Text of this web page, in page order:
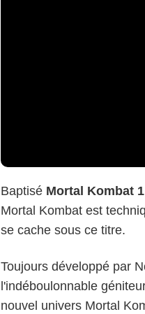
Baptisé Mortal Kombat 1
Mortal Kombat est
se cache sous ce titre.
Toujours développé par
l'indéboulonnable
nouvel univers Mortal